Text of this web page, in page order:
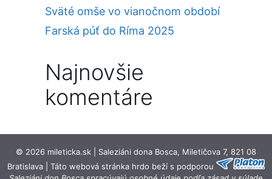
Sväté omše vo vianočnom období
Farská púť do Ríma 2025
Najnovšie
komentáre
© 2026 mileticka.sk | Saleziáni dona Bosca, Miletičova 7, 821 08
Bratislava | Táto webová stránka hrdo beží s podporou